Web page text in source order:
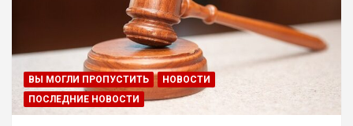
ВЫ МОГЛИ ПРОПУСТИТЬ
НОВОСТИ
ПОСЛЕДНИЕ НОВОСТИ